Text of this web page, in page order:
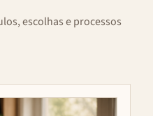
escolhas e processos